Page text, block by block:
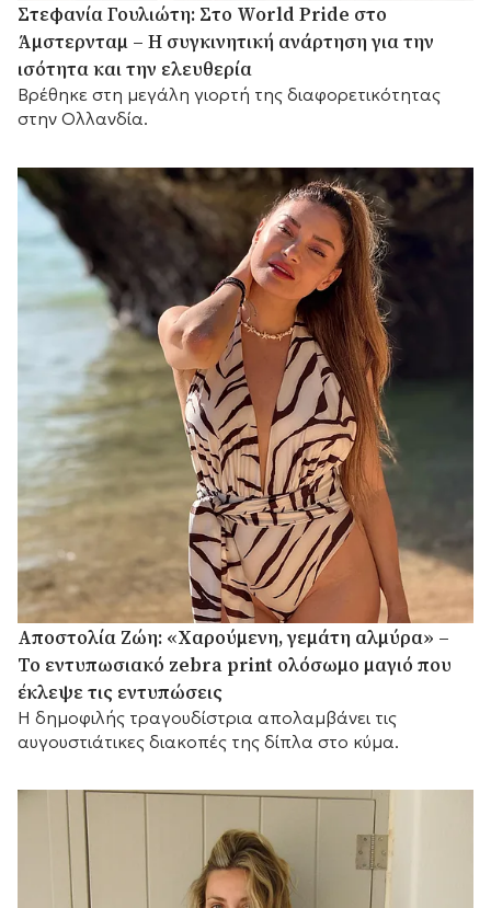
Στεφανία Γουλιώτη: Στο World Pride στο
Άμστερνταμ – Η συγκινητική ανάρτηση για την
ισότητα και την ελευθερία
Βρέθηκε στη μεγάλη γιορτή της διαφορετικότητας
στην Ολλανδία.
Αποστολία Ζώη: «Χαρούμενη, γεμάτη αλμύρα» –
Το εντυπωσιακό zebra print ολόσωμο μαγιό που
έκλεψε τις εντυπώσεις
Η δημοφιλής τραγουδίστρια απολαμβάνει τις
αυγουστιάτικες διακοπές της δίπλα στο κύμα.